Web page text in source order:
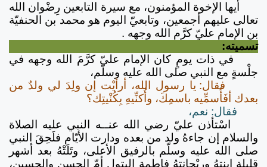
أيها الإخوة المؤمنون، مع سيرة التابعين رِضْوان الله
تعالى عليهم أجمعين، وتابعيّ اليوم هو محمد بن الحنفيّة
بن الإمام عليّ كرَّم الله وجهه .
تسميته:
في ذات يومٍ كان الإمام عليّ كرَّمَ الله وجهه في
جلْسةٍ مع النبي صلى الله عليه وسلّم،
فقال: يا رسول الله، أرأيْت إن ولِدَ لي ولدٌ من
بعدك أفَأُسمِّيه باسمِكَ، وأُكنِّيهِ بِكُنْيتِك؟
فقال: نعم،
اسْتأذن عليّ رضي الله عنــه النبي عليه الصلاة
والسلام إن جاءهُ ولد من بعده ودارت الأيّام فلَحِقَ النبي
صلى الله عليه وسلّم بالرفيق الأعلى، وتَلَتْهُ بعد أشهر
قليلة ابنتهُ وريْحانتهُ فاطمة البتول أمّ الحسن والحسين،